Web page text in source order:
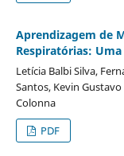
Aprendizagem de
Respiratórias:
Letícia Balbi Silva,
Santos, Kevin
Colonna
PDF